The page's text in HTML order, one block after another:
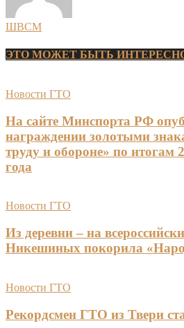
ШВСМ
ЭТО МОЖЕТ БЫТЬ
Новости ГТО
На сайте Минспорта РФ
награждении золотыми
труду и обороне» по итогам
года
Новости ГТО
Из деревни – на
Никешиных покорила
Новости ГТО
Рекордсмен ГТО из Твери